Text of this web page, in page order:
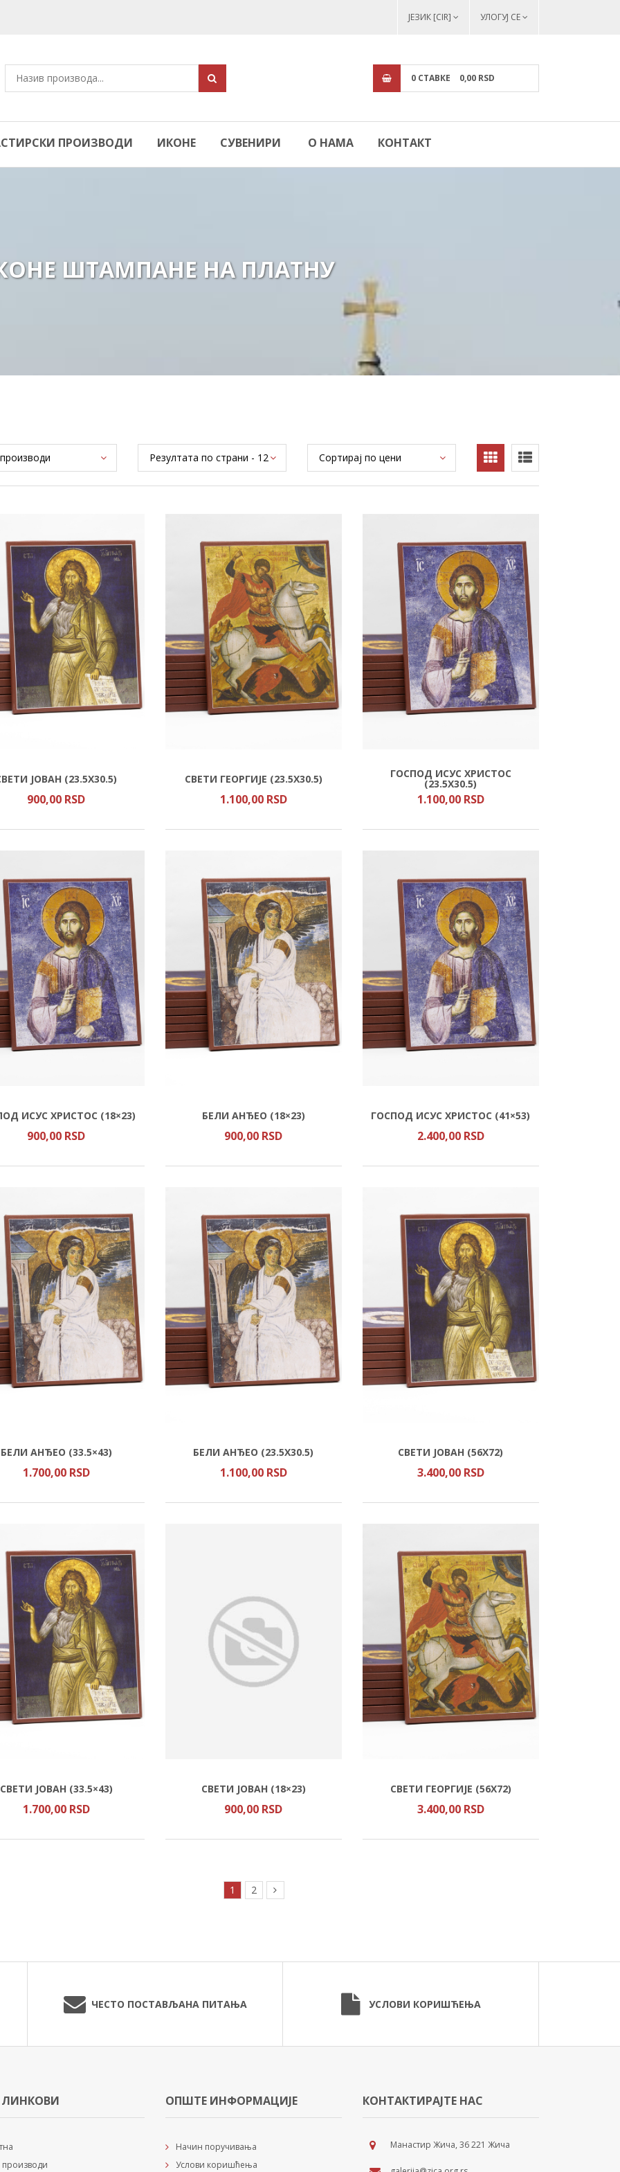
ЈЕЗИК [CIR] УЛОГУЈ СЕ
0 СТАВКЕ 0,00 RSD
ПРОИЗВОДИ ИКОНЕ СУВЕНИРИ О НАМА КОНТАКТ
ШТАМПАНЕ НА ПЛАТНУ
ЈОВАН (23.5Х30.5)
900,00 RSD
СВЕТИ ГЕОРГИЈЕ (23.5Х30.5)
1.100,00 RSD
ГОСПОД ИСУС ХРИСТОС
(23.5Х30.5)
1.100,00 RSD
ИСУС ХРИСТОС (18×23)
900,00 RSD
БЕЛИ АНЂЕО (18×23)
900,00 RSD
ГОСПОД ИСУС ХРИСТОС (41×53)
2.400,00 RSD
БЕЛИ АНЂЕО (33.5×43)
1.700,00 RSD
БЕЛИ АНЂЕО (23.5Х30.5)
1.100,00 RSD
СВЕТИ ЈОВАН (56Х72)
3.400,00 RSD
СВЕТИ ЈОВАН (33.5×43)
1.700,00 RSD
СВЕТИ ЈОВАН (18×23)
900,00 RSD
СВЕТИ ГЕОРГИЈЕ (56Х72)
3.400,00 RSD
1 2
ЧЕСТО ПОСТАВЉАНА ПИТАЊА УСЛОВИ КОРИШЋЕЊА
ЛИНКОВИ ОПШТЕ ИНФОРМАЦИЈЕ
Начин поручивања
Услови коришћења
КОНТАКТИРАЈТЕ НАС
Манастир Жича, 36 221 Жича